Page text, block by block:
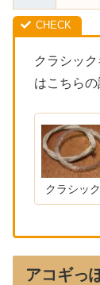
クラシッ
はこちら
クラシッ
アコギっ